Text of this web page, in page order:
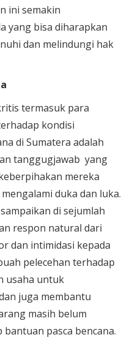
ini semakin
yang bisa diharapkan
dan melindungi hak
termasuk para
kondisi
di Sumatera adalah
tanggugjawab yang
mereka
duka dan luka.
di sejumlah
respon natural dari
dan intimidasi kepada
pelecehan terhadap
usaha untuk
juga membantu
masih belum
pasca bencana.